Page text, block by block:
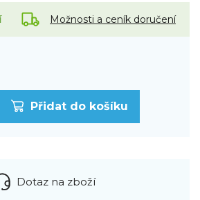
Možnosti a ceník doručení
Přidat do košíku
Dotaz na zboží